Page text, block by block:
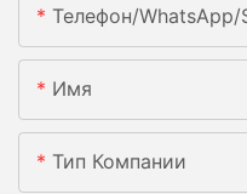
Телефон/WhatsApp/
Имя
Тип Компании